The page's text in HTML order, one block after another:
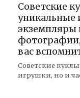
Советские
уникальные
экземпляры
вас
Советские
игрушки, но и